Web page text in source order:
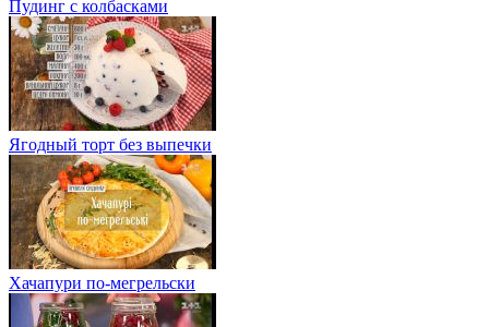
Пудинг с колбасками
Ягодный торт без выпечки
Хачапури по-мегрельски